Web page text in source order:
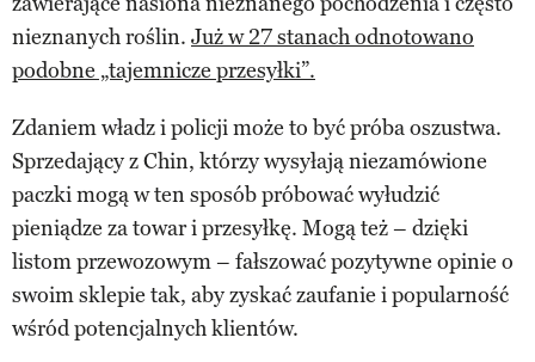
nieznanych roślin. Już w 27 stanach odnotowano
podobne „tajemnicze przesyłki”.
Zdaniem władz i policji może to być próba oszustwa.
Sprzedający z Chin, którzy wysyłają niezamówione
paczki mogą w ten sposób próbować wyłudzić
pieniądze za towar i przesyłkę. Mogą też – dzięki
listom przewozowym – fałszować pozytywne opinie o
swoim sklepie tak, aby zyskać zaufanie i popularność
wśród potencjalnych klientów.